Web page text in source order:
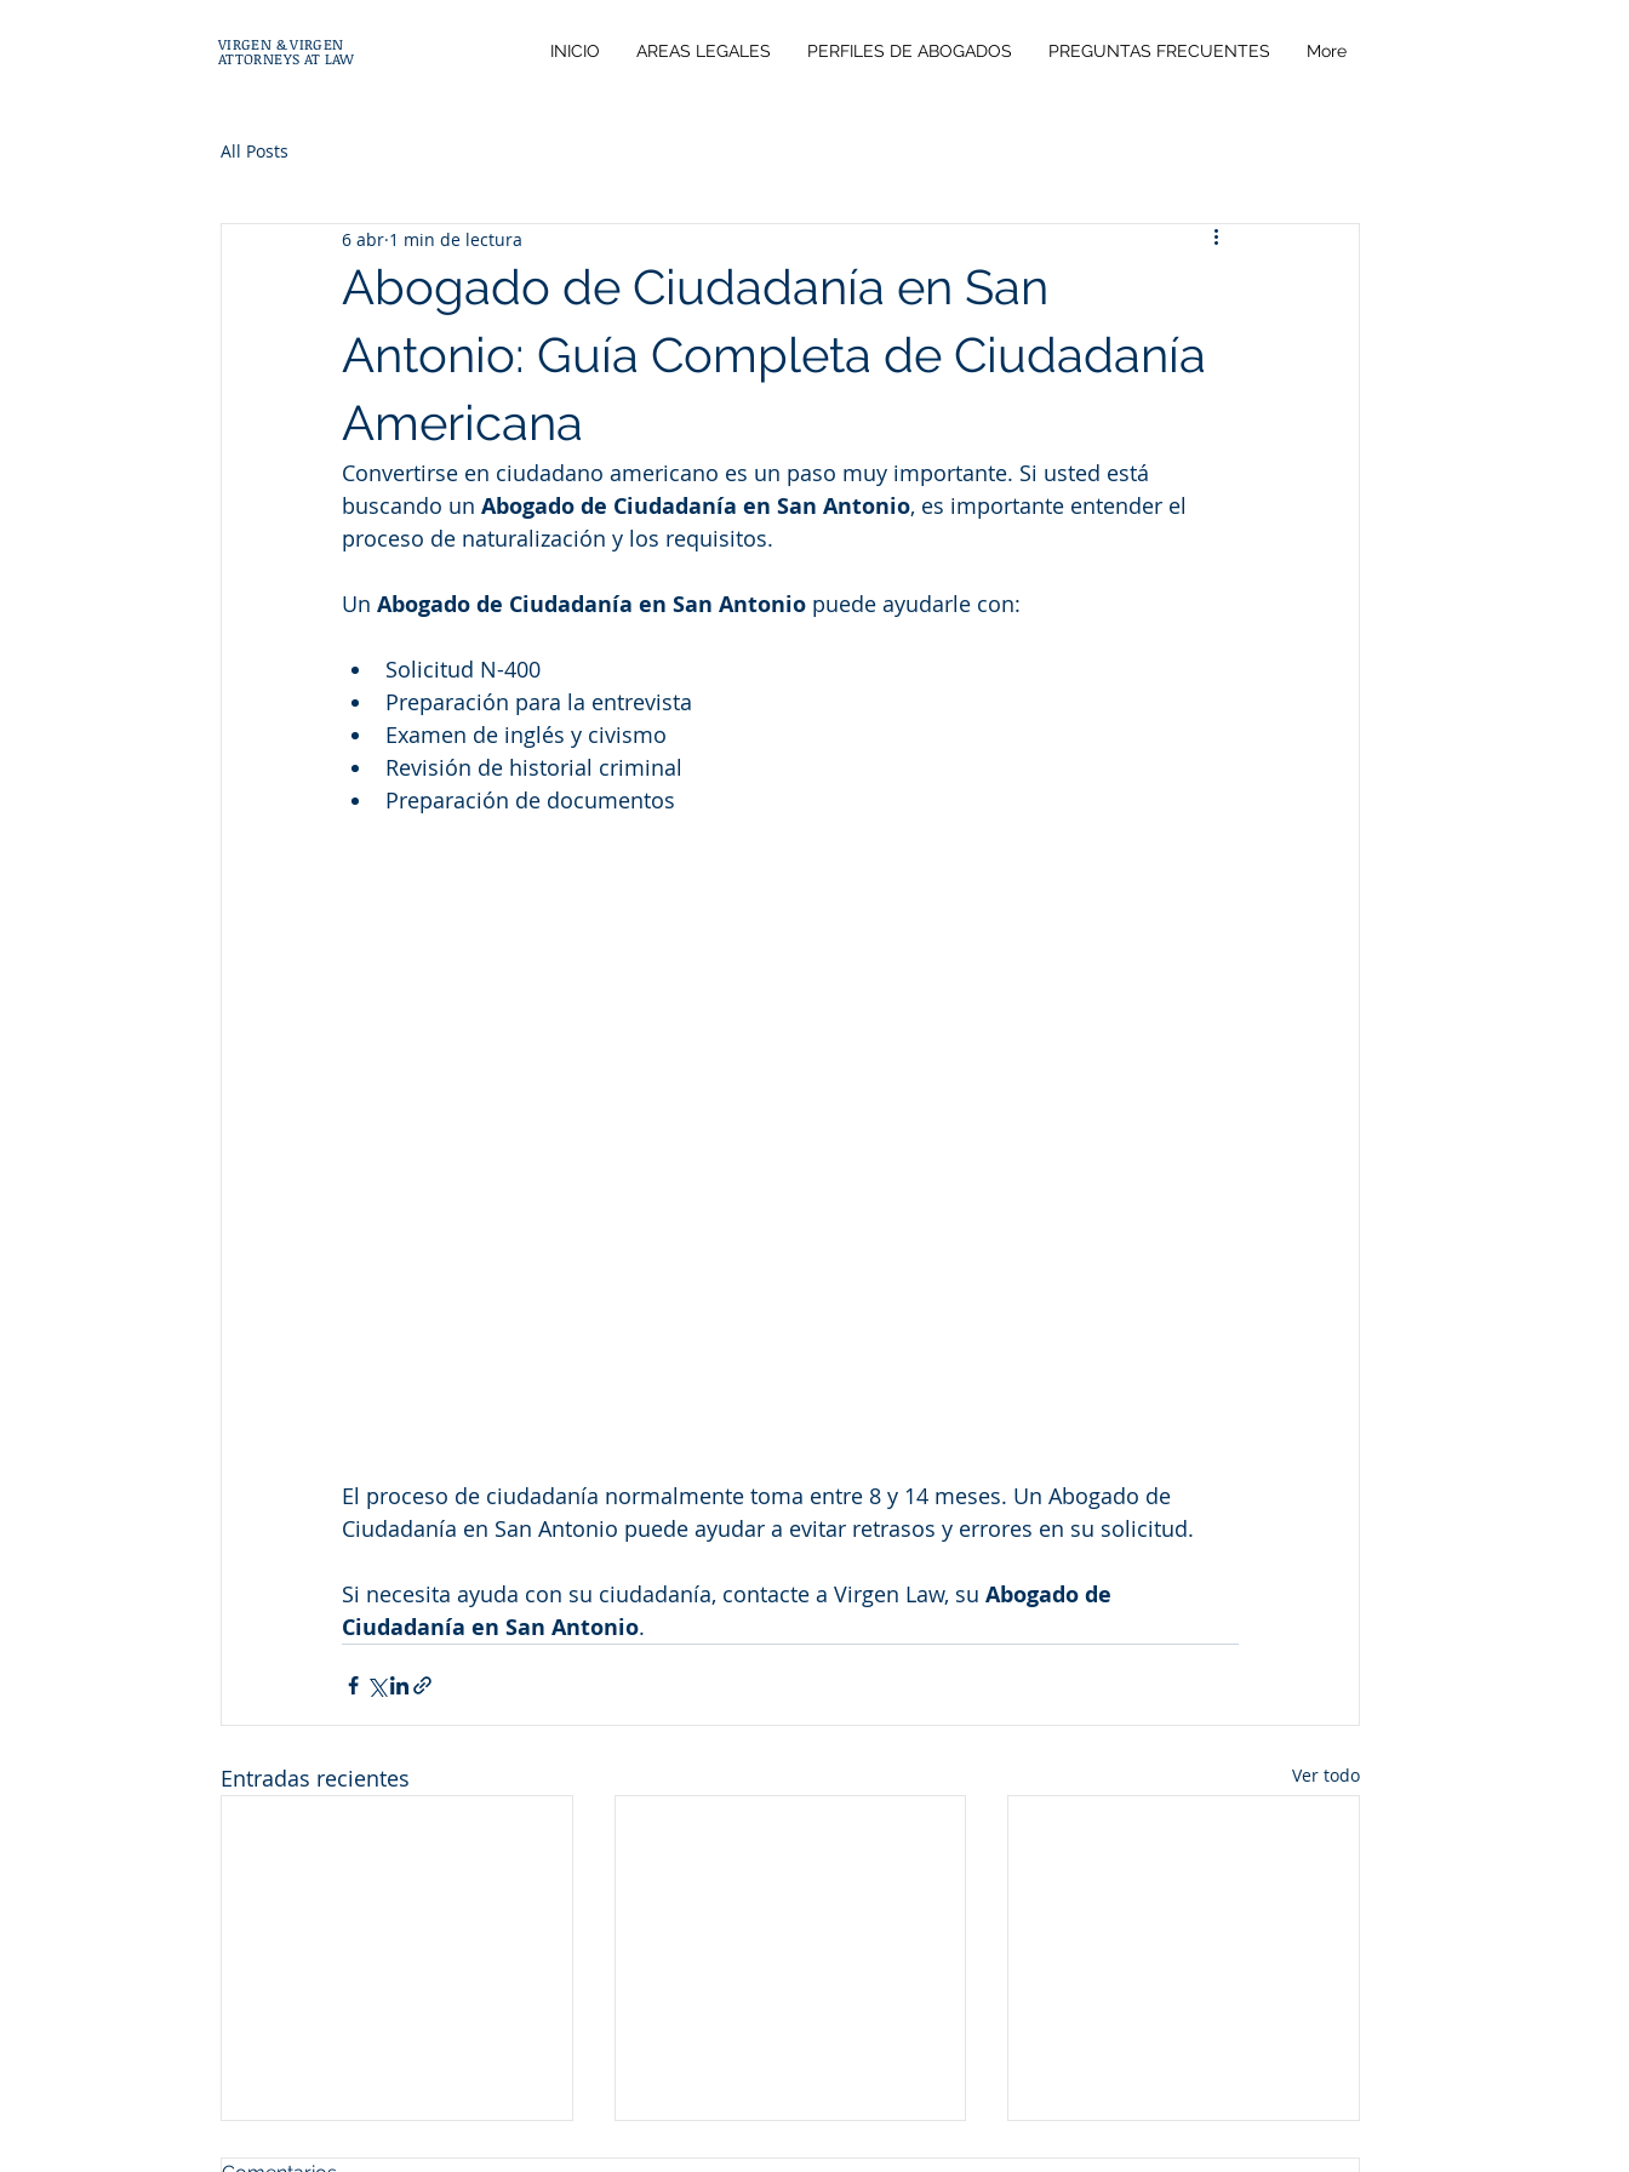
VIRGEN & VIRGEN
ATTORNEYS AT LAW INICIO AREAS LEGALES PERFILES DE ABOGADOS PREGUNTAS FRECUENTES More
All Posts
Abogado de Ciudadanía en San
Antonio: Guía Completa de Ciudadanía
Americana
6 abr 1 min de lectura
Convertirse en ciudadano americano es un paso muy importante. Si usted está
buscando un Abogado de Ciudadanía en San Antonio, es importante entender el
proceso de naturalización y los requisitos.
Un Abogado de Ciudadanía en San Antonio puede ayudarle con:
Solicitud N-400
Preparación para la entrevista
Examen de inglés y civismo
Revisión de historial criminal
Preparación de documentos
El proceso de ciudadanía normalmente toma entre 8 y 14 meses. Un Abogado de
Ciudadanía en San Antonio puede ayudar a evitar retrasos y errores en su solicitud.
Si necesita ayuda con su ciudadanía, contacte a Virgen Law, su Abogado de
Ciudadanía en San Antonio.
Entradas recientes Ver todo